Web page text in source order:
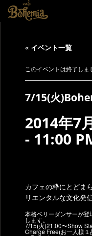
EVENT
STAFF WANTED
ENGLISH
« イベント一覧
このイベントは終了しま
7/15(火
2014年7
- 11:00
カフェの枠にとどま
リエンタルな文化発
本格ベリーダンサーが
します。
7/15(火)21:00〜Show
Charge Free(お一人様